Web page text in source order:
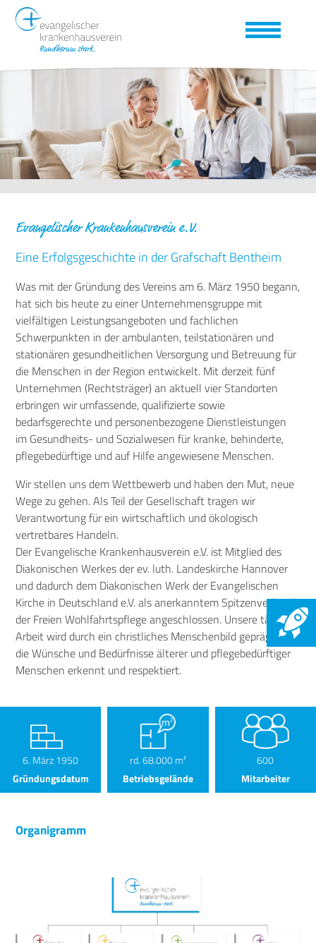
Evangelischer Krankenhausverein e.V.
Eine Erfolgsgeschichte in der Grafschaft Bentheim
Was mit der Gründung des Vereins am 6. März 1950 begann,
hat sich bis heute zu einer Unternehmensgruppe mit
vielfältigen Leistungsangeboten und fachlichen
Schwerpunkten in der ambulanten, teilstationären und
stationären gesundheitlichen Versorgung und Betreuung für
die Menschen in der Region entwickelt. Mit derzeit fünf
Unternehmen (Rechtsträger) an aktuell vier Standorten
erbringen wir umfassende, qualifizierte sowie
bedarfsgerechte und personenbezogene Dienstleistungen
im Gesundheits- und Sozialwesen für kranke, behinderte,
pflegebedürftige und auf Hilfe angewiesene Menschen.
Wir stellen uns dem Wettbewerb und haben den Mut, neue
Wege zu gehen. Als Teil der Gesellschaft tragen wir
Verantwortung für ein wirtschaftlich und ökologisch
vertretbares Handeln.
Der Evangelische Krankenhausverein e.V. ist Mitglied des
Diakonischen Werkes der ev. luth. Landeskirche Hannover
und dadurch dem Diakonischen Werk der Evangelischen
Kirche in Deutschland e.V. als anerkanntem Spitzenverband
der Freien Wohlfahrtspflege angeschlossen. Unsere tägliche
Arbeit wird durch ein christliches Menschenbild geprägt, das
die Wünsche und Bedürfnisse älterer und pflegebedürftiger
Menschen erkennt und respektiert.
6. März 1950
Gründungsdatum
rd. 68.000 m²
Betriebsgelände
600
Mitarbeiter
Organigramm